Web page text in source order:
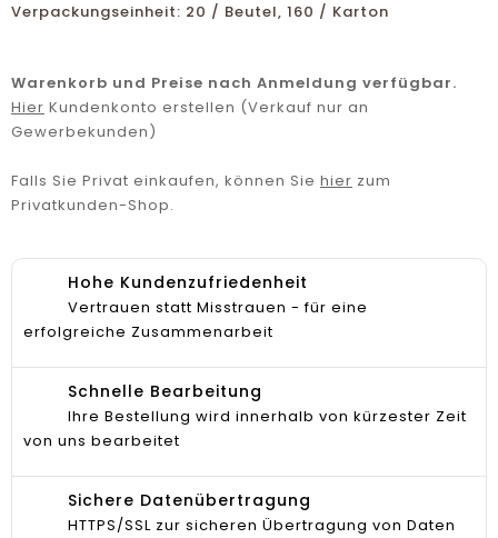
Verpackungseinheit: 20 / Beutel, 160 / Karton
Warenkorb und Preise nach Anmeldung verfügbar.
Hier Kundenkonto erstellen (Verkauf nur an
Gewerbekunden)
Falls Sie Privat einkaufen, können Sie hier zum
Privatkunden-Shop.
Hohe Kundenzufriedenheit
Vertrauen statt Misstrauen - für eine
erfolgreiche Zusammenarbeit
Schnelle Bearbeitung
Ihre Bestellung wird innerhalb von kürzester Zeit
von uns bearbeitet
Sichere Datenübertragung
HTTPS/SSL zur sicheren Übertragung von Daten